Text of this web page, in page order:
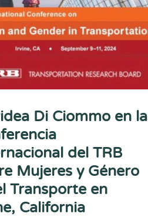
Di Ciommo en la
del TRB
Mujeres y Género
Transporte en
California